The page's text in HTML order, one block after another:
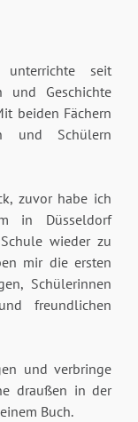
seit
und Geschichte
beiden Fächern
und Schülern
zuvor habe ich
in Düsseldorf
wieder zu
mir die ersten
Schülerinnen
freundlichen
und verbringe
draußen in der
Buch.